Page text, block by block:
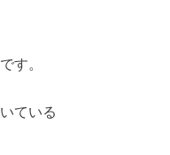
す。
ている